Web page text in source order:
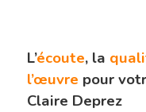
L’écoute, la
l’œuvre pour
Claire Deprez